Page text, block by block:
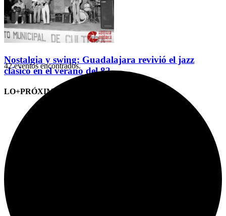
Nostalgia y swing: Guadalajara revivió el jazz
clásico en el verano del 82
LO+PRÓXIMO (CITAS)
42 eventos encontrados.